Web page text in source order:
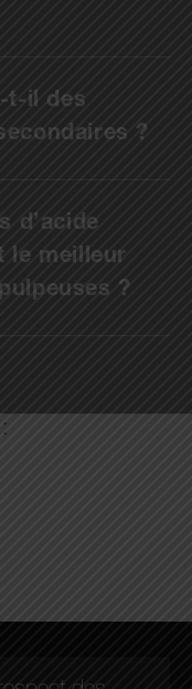
t-il des
?
d’acide
le meilleur
?